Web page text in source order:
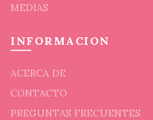
MEDIAS
INFORMACION
ACERCA DE
CONTACTO
PREGUNTAS FRECUENTES